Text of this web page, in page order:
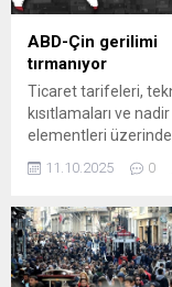
ABD-Çin gerilimi
tırmanıyor
Ticaret tarifeleri,
kısıtlamaları ve
elementleri
küresel piyasaları ve
11.10.2025 0